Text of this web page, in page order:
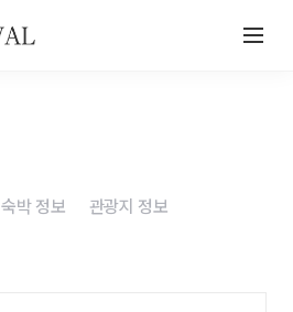
숙박 정보 관광지 정보